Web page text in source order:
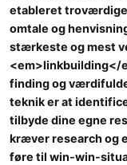
etableret
omtale og
stærkeste og mest
<em>linkbuilding</
finding og
teknik er at
tilbyde dine egne
kræver research og
føre til win-win-